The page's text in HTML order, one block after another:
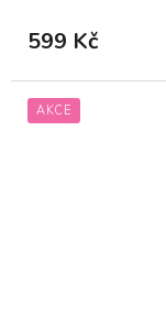
599 Kč
AKCE